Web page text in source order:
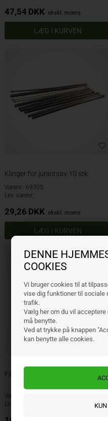
DENNE
COOKIES
Vi bruger cookies til at
vise dig funktioner til sociale
trafik.
Vælg her om du vil
må benytte.
Ved at trykke på knappen
kan benytte alle cookies.
47,54 DKK ekskl. moms
Klinger for juniorsav 10 stk.
Varenr.: 69305
Lev. varenr.:
29,26 DKK ekskl. moms
Filesæt med 6 nålefile 140 mm
Varenr.: 83982
Lev. varenr.: